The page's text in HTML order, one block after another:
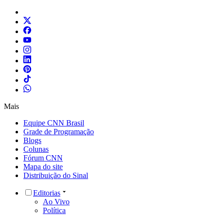
Mais
Equipe CNN Brasil
Grade de Programação
Blogs
Colunas
Fórum CNN
Mapa do site
Distribuição do Sinal
Editorias
Ao Vivo
Política